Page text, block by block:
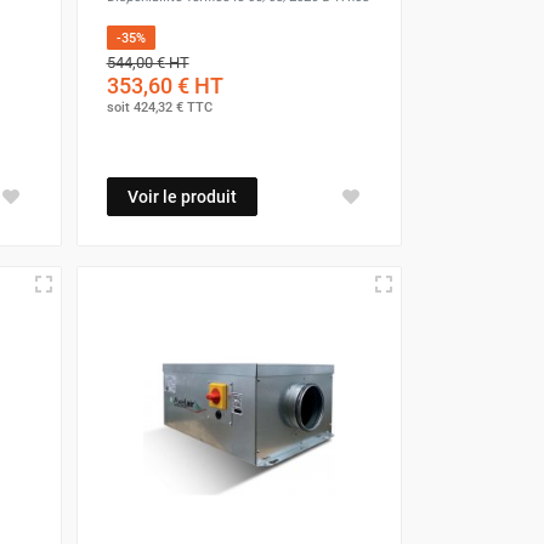
et filtration
du moteur et dégradent la qualité de l'air.
Utilisez des colliers de serrage et des joints
-35%
544,00 €HT
353,60 €HT
soit 424,32 €TTC
Voir le produit